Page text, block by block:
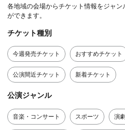
各地域の会場からチケット情報をジャ
ができます。
チケット種別
今週発売チケット おすすめチケット
公演間近チケット 新着チケット
公演ジャンル
音楽・コンサート スポーツ 演